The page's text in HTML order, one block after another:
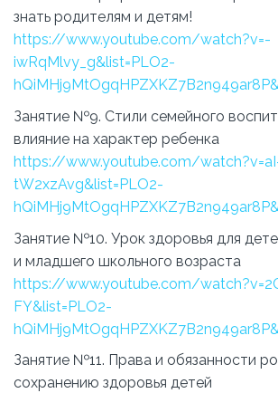
знать родителям и детям!
https://www.youtube.com/watch?v=-
iwRqMlvy_g&list=PLO2-
Занятие №9. Стили семейного
влияние на характер ребенка
https://www.youtube.com/
tW2xzAvg&list=PLO2-
Занятие №10. Урок здоровья для
и младшего школьного возраста
https://www.youtube.com/
FY&list=PLO2-
Занятие №11. Права и обязанности
сохранению здоровья детей